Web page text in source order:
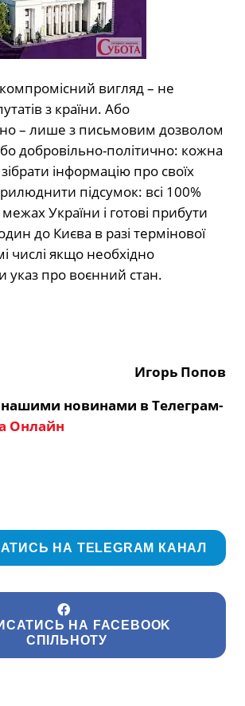
вигляд – не
з країни. Або
– лише з письмовим дозволом
добровільно-політично: кожна
інформацію про своїх
підсумок: всі 100%
України і готові прибути
до Києва в разі термінової
числі якщо необхідно
указ про воєнний стан.
Игорь Попов
нашими новинами в Телеграм-
Онлайн
НА TELEGRAM КАНАЛ
НА FACEBOOK
СПІЛЬНОТУ